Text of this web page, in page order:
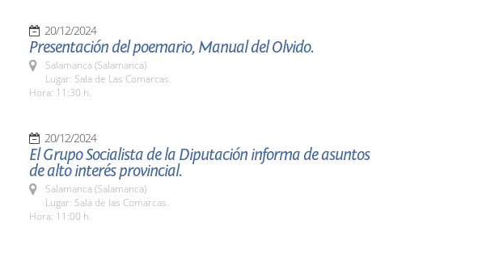
20/12/2024
Presentación del poemario, Manual del Olvido.
Salamanca (Salamanca)
Lugar: Sala de Las Comarcas.
Hora: 11:30 h.
20/12/2024
El Grupo Socialista de la Diputación informa de asuntos
de alto interés provincial.
Salamanca (Salamanca)
Lugar: Sala de las Comarcas.
Hora: 11:00 h.